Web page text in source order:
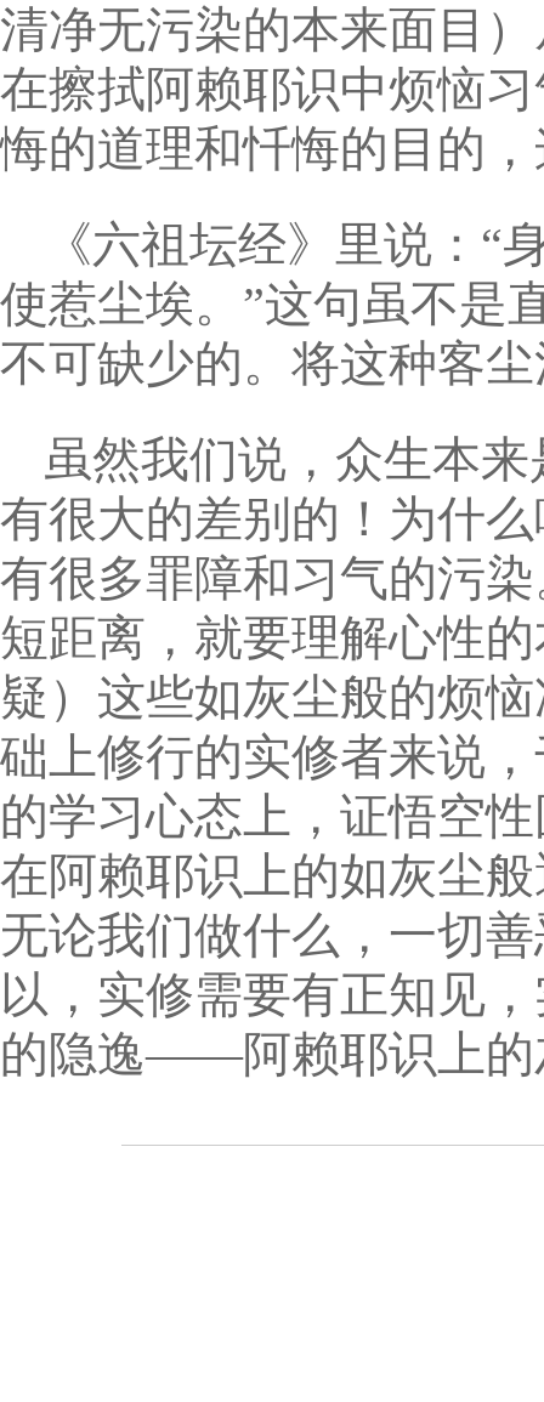
清净无污染的本来面目
在擦拭阿赖耶识中烦恼
悔的道理和忏悔的目的
《六祖坛经》里说：
使惹尘埃。”这句虽不是
不可缺少的。将这种客
虽然我们说，众生本
有很大的差别的！为什
有很多罪障和习气的污
短距离，就要理解心性
疑）这些如灰尘般的烦
础上修行的实修者来说
的学习心态上，证悟空
在阿赖耶识上的如灰尘
无论我们做什么，一切
以，实修需要有正知见
的隐逸——阿赖耶识上的